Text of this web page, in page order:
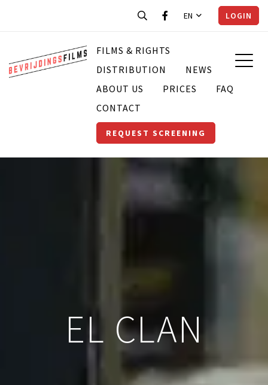
EN LOGIN
FILMS & RIGHTS
DISTRIBUTION
NEWS
ABOUT US
PRICES
FAQ
CONTACT
REQUEST SCREENING
EL CLAN